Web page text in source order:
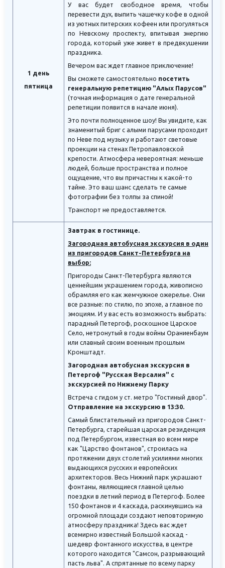
1 день
пятница
У вас будет свободное время, чтобы
перевести дух, выпить чашечку кофе в одной
из уютных питерских кофеен или прогуляться
по Невскому проспекту, впитывая энергию
города, который уже живет в предвкушении
праздника.
Вечером вас ждет главное приключение!
Вы сможете самостоятельно посетить
генеральную репетицию "Алых Парусов"
(точная информация о дате генеральной
репетиции появится в начале июня).
Это почти полноценное шоу! Вы увидите, как
знаменитый бриг с алыми парусами проходит
по Неве под музыку и работают световые
проекции на стенах Петропавловской
крепости. Атмосфера невероятная: меньше
людей, больше пространства и полное
ощущение, что вы причастны к какой-то
тайне. Это ваш шанс сделать те самые
фотографии без толпы за спиной!
Транспорт не предоставляется.
Завтрак в гостинице.
Загородная автобусная экскурсия в один
из пригородов Санкт-Петербурга на
выбор:
Пригороды Санкт-Петербурга являются
ценнейшим украшением города, живописно
обрамляя его как жемчужное ожерелье. Они
все разные: по стилю, по эпохе, а главное по
эмоциям. И у вас есть возможность выбрать:
парадный Петергоф, роскошное Царское
Село, нетронутый в годы войны Ораниенбаум
или славный своим военным прошлым
Кронштадт.
Загородная автобусная экскурсия в
Петергоф "Русская Версалия" с
экскурсией по Нижнему Парку
Встреча с гидом у ст. метро "Гостиный двор".
Отправление на экскурсию в 13:30.
Самый блистательный из пригородов Санкт-
Петербурга, старейшая царская резиденция
под Петербургом, известная во всем мире
как "Царство фонтанов", строилась на
протяжении двух столетий усилиями многих
выдающихся русских и европейских
архитекторов. Весь Нижний парк украшают
фонтаны, являющиеся главной целью
поездки в летний период в Петергоф. Более
150 фонтанов и 4 каскада, раскинувшись на
огромной площади создают неповторимую
атмосферу праздника! Здесь вас ждет
всемирно известный Большой каскад -
шедевр фонтанного искусства, в центре
которого находится "Самсон, разрывающий
пасть льва". А спрятанные по всему парку